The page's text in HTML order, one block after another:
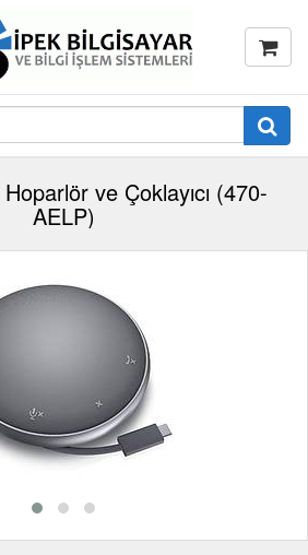
ve Çoklayıcı (470-
AELP)